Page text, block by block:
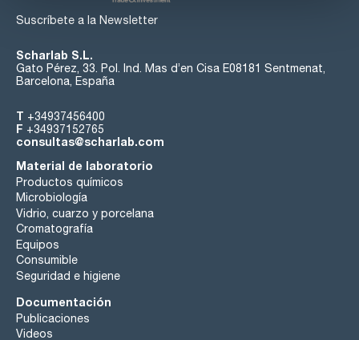
Suscríbete a la Newsletter
Scharlab S.L.
Gato Pérez, 33. Pol. Ind. Mas d’en Cisa E08181 Sentmenat,
Barcelona, España
T +34937456400
F +34937152765
consultas@scharlab.com
Material de laboratorio
Productos químicos
Microbiología
Vidrio, cuarzo y porcelana
Cromatografía
Equipos
Consumible
Seguridad e higiene
Documentación
Publicaciones
Videos